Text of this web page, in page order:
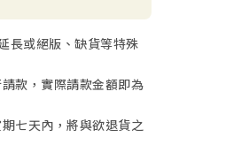
長或絕版、缺貨等特殊
款，實際請款金額即為
七天內，將與欲退貨之